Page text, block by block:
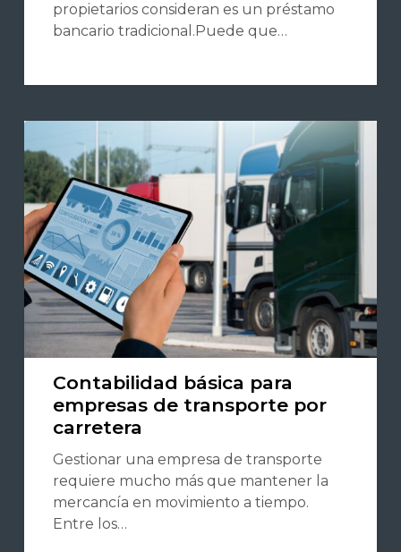
propietarios consideran es un préstamo
bancario tradicional.Puede que…
Contabilidad básica para
empresas de transporte por
carretera
Gestionar una empresa de transporte
requiere mucho más que mantener la
mercancía en movimiento a tiempo.
Entre los…